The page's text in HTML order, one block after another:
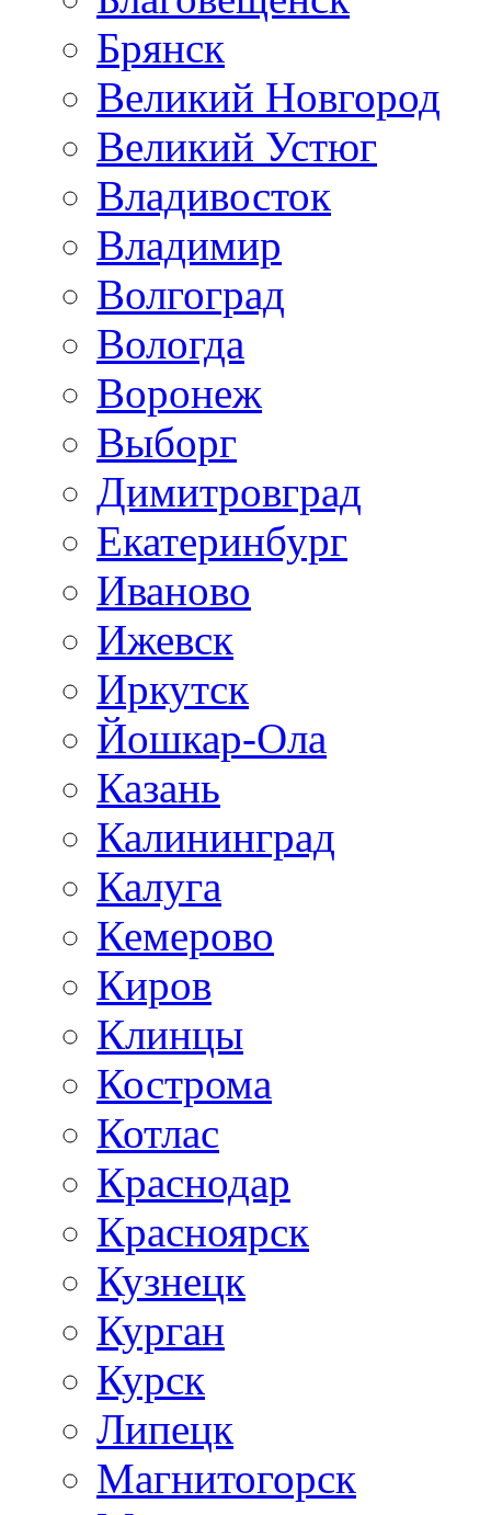
Брянск
Великий Новгород
Великий Устюг
Владивосток
Владимир
Волгоград
Вологда
Воронеж
Выборг
Димитровград
Екатеринбург
Иваново
Ижевск
Иркутск
Йошкар-Ола
Казань
Калининград
Калуга
Кемерово
Киров
Клинцы
Кострома
Котлас
Краснодар
Красноярск
Кузнецк
Курган
Курск
Липецк
Магнитогорск